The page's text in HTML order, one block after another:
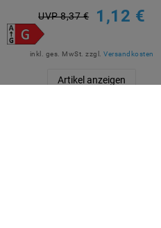
UVP 8,37 € 1,12 €
inkl. ges. MwSt. zzgl.Versandkosten
Artikel anzeigen